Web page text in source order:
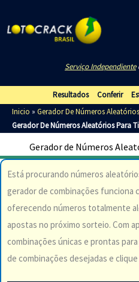
para
Serviço Independiente
Resultados Conferir
Inicio » Gerador De Números
Gerador De Números Aleatórios Para
Gerador de Números
Está procurando números
gerador de combinações funciona
oferecendo números totalmente
apostas no próximo sorteio. Com
combinações únicas e prontas
de combinações desejadas e clique